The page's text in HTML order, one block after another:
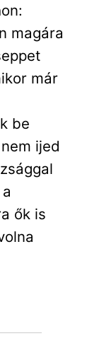
magára
már
be
ijed
ők is